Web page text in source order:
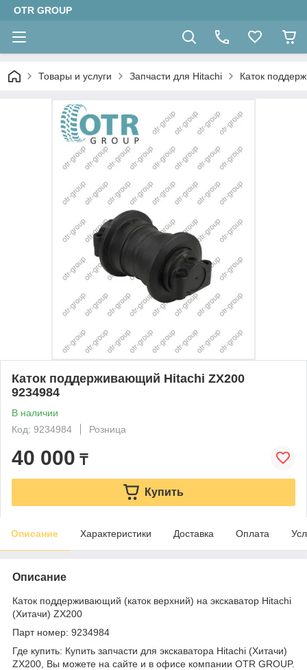
OTR GROUP
Товары и услуги Запчасти для Hitachi Каток
Каток поддерживающий Hitachi ZX200
9234984
В наличии
Код: 9234984
Розница
40 000 ₸
Купить
Описание Характеристики Доставка Оплата
Описание
Каток поддерживающий (каток верхний) на экскаватор Hitachi
(Хитачи) ZX200
Парт номер: 9234984
Где купить: Купить запчасти для экскаватора Hitachi (Хитачи)
ZX200, Вы можете на сайте и в офисе компании OTR GROUP.